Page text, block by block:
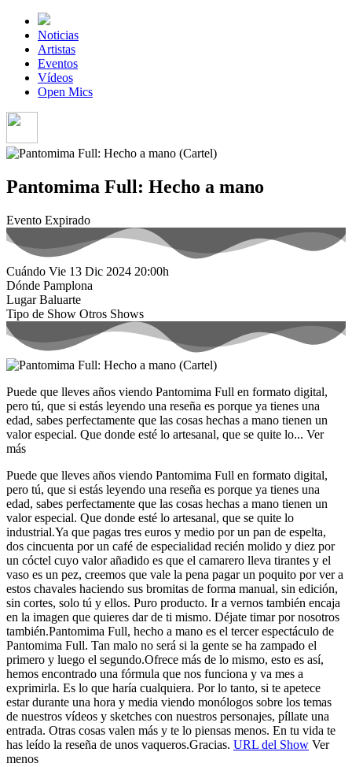
Noticias
Artistas
Eventos
Vídeos
Open Mics
Pantomima Full: Hecho a mano
Evento Expirado
Cuándo Vie 13 Dic 2024 20:00h
Dónde Pamplona
LugarBaluarte
Tipo de Show Otros Shows
Puede que lleves años viendo Pantomima Full en formato digital,
pero tú, que si estás leyendo una reseña es porque ya tienes una
edad, sabes perfectamente que las cosas hechas a mano tienen un
valor especial. Que donde esté lo artesanal, que se quite lo... Ver
más
Puede que lleves años viendo Pantomima Full en formato digital,
pero tú, que si estás leyendo una reseña es porque ya tienes una
edad, sabes perfectamente que las cosas hechas a mano tienen un
valor especial. Que donde esté lo artesanal, que se quite lo
industrial.Ya que pagas tres euros y medio por un pan de espelta,
dos cincuenta por un café de especialidad recién molido y diez por
un cóctel cuyo valor añadido es que el camarero lleva tirantes y el
vaso es un pez, creemos que vale la pena pagar un poquito por ver a
estos chavales haciendo sus bromitas de forma manual, sin edición,
sin cortes, solo tú y ellos. Puro producto. Ir a vernos también encaja
en la imagen que quieres dar de ti mismo. Déjate timar por nosotros
también.Pantomima Full, hecho a mano es el tercer espectáculo de
Pantomima Full. Tan malo no será si la gente se ha zampado el
primero y luego el segundo.Ofrece más de lo mismo, esto es así,
hemos encontrado una fórmula que nos funciona y va mes a
exprimirla. Es lo que haría cualquiera. Por lo tanto, si te apetece
estar durante una hora y media viendo monólogos sobre los temas
de nuestros vídeos y sketches con nuestros personajes, píllate una
entrada. Otras cosas valen más y te lo piensas menos. En tu vida te
has leído la reseña de unos vaqueros.Gracias. URL del Show Ver
menos